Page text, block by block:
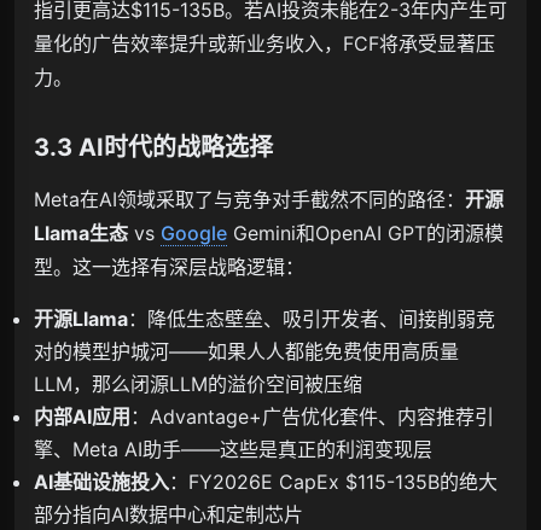
指引更高达$115-135B。若AI投资未能在2-3年内产生可
量化的广告效率提升或新业务收入，FCF将承受显著压
力。
3.3 AI时代的战略选择
Meta在AI领域采取了与竞争对手截然不同的路径： 开源
Llama生态 vs Google Gemini和OpenAI GPT的闭源模
型。这一选择有深层战略逻辑：
开源Llama：降低生态壁垒、吸引开发者、间接削弱竞
对的模型护城河——如果人人都能免费使用高质量
LLM，那么闭源LLM的溢价空间被压缩
内部AI应用 ：Advantage+广告优化套件、内容推荐引
擎、Meta AI助手——这些是真正的利润变现层
AI基础设施投入：FY2026E CapEx $115-135B的绝大
部分指向AI数据中心和定制芯片